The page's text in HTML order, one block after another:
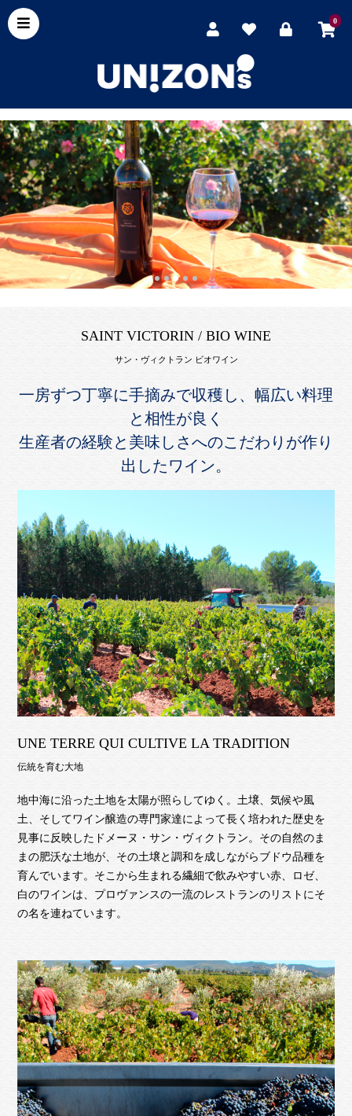
0
SAINT VICTORIN / BIO WINE
サン・ヴィクトラン ビオワイン
一房ずつ丁寧に手摘みで収穫し、幅広い料理
と相性が良く
生産者の経験と美味しさへのこだわりが作り
出したワイン。
UNE TERRE QUI CULTIVE LA TRADITION
伝統を育む大地
地中海に沿った土地を太陽が照らしてゆく。土壌、気候や風
土、そしてワイン醸造の専門家達によって長く培われた歴史を
見事に反映したドメーヌ・サン・ヴィクトラン。その自然のま
まの肥沃な土地が、その土壌と調和を成しながらブドウ品種を
育んでいます。そこから生まれる繊細で飲みやすい赤、ロゼ、
白のワインは、プロヴァンスの一流のレストランのリストにそ
の名を連ねています。